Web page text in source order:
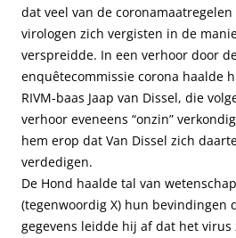
dat veel van de coronamaatregelen
virologen zich vergisten in de
verspreidde. In een verhoor door
enquêtecommissie corona haalde
RIVM-baas Jaap van Dissel, die
verhoor eveneens “onzin”
hem erop dat Van Dissel zich
verdedigen.
De Hond haalde tal van
(tegenwoordig X) hun bevindingen
gegevens leidde hij af dat het